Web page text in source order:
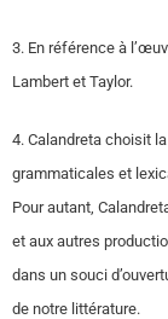
3. En référence à
Lambert et Taylor.
4. Calandreta choisit
grammaticales et
Pour autant,
et aux autres
dans un souci
de notre littérature.